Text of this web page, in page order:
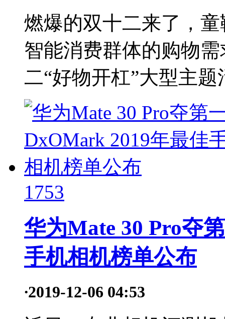
燃爆的双十二来了，
智能消费群体的购物
二“好物开杠”大型主题
1753
华为Mate 30 Pro夺
手机相机榜单公布
·2019-12-06 04:53